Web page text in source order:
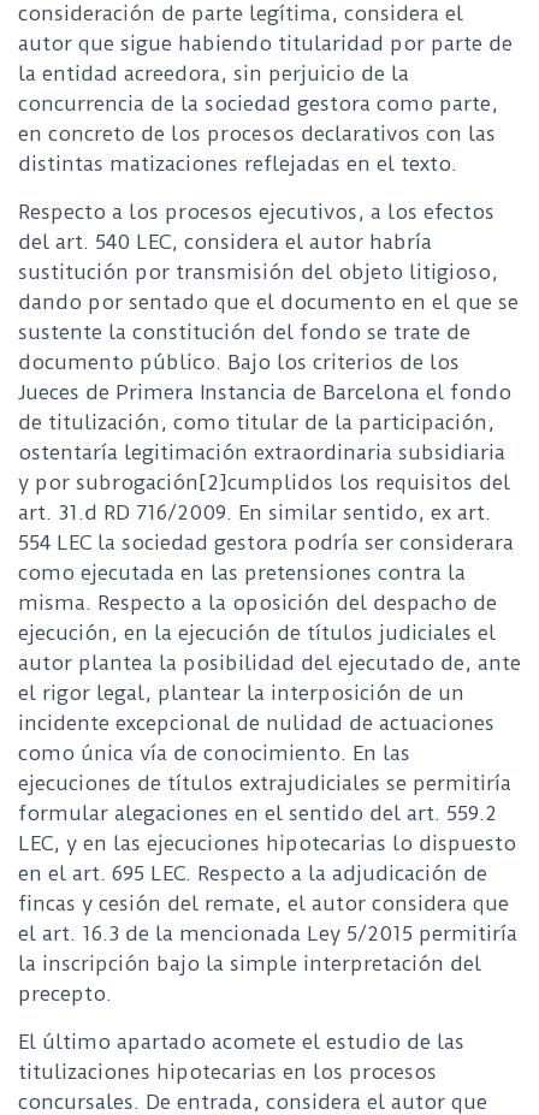
consideración de parte legítima, considera el
autor que sigue habiendo titularidad por parte de
la entidad acreedora, sin perjuicio de la
concurrencia de la sociedad gestora como parte,
en concreto de los procesos declarativos con las
distintas matizaciones reflejadas en el texto.
Respecto a los procesos ejecutivos, a los efectos
del art. 540 LEC, considera el autor habría
sustitución por transmisión del objeto litigioso,
dando por sentado que el documento en el que se
sustente la constitución del fondo se trate de
documento público. Bajo los criterios de los
Jueces de Primera Instancia de Barcelona el fondo
de titulización, como titular de la participación,
ostentaría legitimación extraordinaria subsidiaria
y por subrogación[2]cumplidos los requisitos del
art. 31.d RD 716/2009. En similar sentido, ex art.
554 LEC la sociedad gestora podría ser considerara
como ejecutada en las pretensiones contra la
misma. Respecto a la oposición del despacho de
ejecución, en la ejecución de títulos judiciales el
autor plantea la posibilidad del ejecutado de, ante
el rigor legal, plantear la interposición de un
incidente excepcional de nulidad de actuaciones
como única vía de conocimiento. En las
ejecuciones de títulos extrajudiciales se permitiría
formular alegaciones en el sentido del art. 559.2
LEC, y en las ejecuciones hipotecarias lo dispuesto
en el art. 695 LEC. Respecto a la adjudicación de
fincas y cesión del remate, el autor considera que
el art. 16.3 de la mencionada Ley 5/2015 permitiría
la inscripción bajo la simple interpretación del
precepto.
El último apartado acomete el estudio de las
titulizaciones hipotecarias en los procesos
concursales. De entrada, considera el autor que